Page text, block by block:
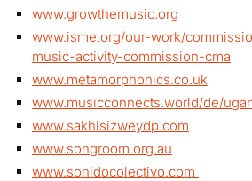
www.growthemusic.org
www.isme.org/our-work/
music-activity-commission-cma
www.metamorphonics.co.uk
www.musicconnects.world/de/
www.sakhisizweydp.com
www.songroom.org.au
www.sonidocolectivo.com